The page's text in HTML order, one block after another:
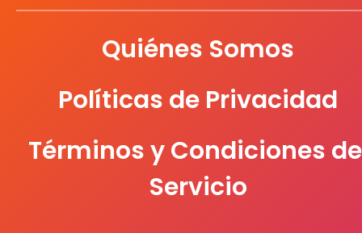
Quiénes Somos
Políticas de Privacidad
Términos y Condiciones
Servicio